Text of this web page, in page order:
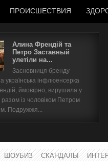
ПРОИСШЕСТВИЯ
Алина Френдій та
Петро Заставный
улетіли на...
Засновниця бренду
українська інфлюенсерка
ймовірно, вирушила у
разом із чоловіком Петром
Подружжя...
ШОУБИЗ СКАНДАЛЫ
Имя